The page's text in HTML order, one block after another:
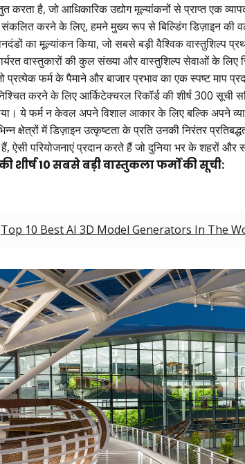
करता है, जो आधिकारिक उद्योग मूल्यांकनों से प्राप्त एक
संकलित करने के लिए, हमने मुख्य रूप से बिल्डिंग डिज़ाइन की
का मूल्यांकन किया, जो सबसे बड़ी वैश्विक वास्तुशिल्प
वास्तुकारों की कुल संख्या और वास्तुशिल्प सेवाओं के
प्रत्येक फर्म के पैमाने और बाजार प्रभाव का एक स्पष्ट माप
करने के लिए आर्किटेक्चरल रिकॉर्ड की शीर्ष 300 सूची
ये फर्म न केवल अपने विशाल आकार के लिए बल्कि अपने
क्षेत्रों में डिज़ाइन उत्कृष्टता के प्रति उनकी निरंतर
ऐसी परियोजनाएं प्रदान करते हैं जो दुनिया भर के शहरों और
शीर्ष 10 सबसे बड़ी वास्तुकला फर्मों की सूची:
Top 10 Best AI 3D Model Generators In The